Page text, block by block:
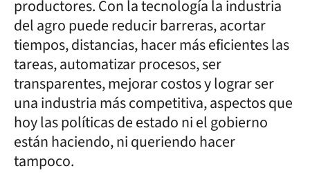
productores. Con la tecnología la industria
del agro puede reducir barreras, acortar
tiempos, distancias, hacer más eficientes las
tareas, automatizar procesos, ser
transparentes, mejorar costos y lograr ser
una industria más competitiva, aspectos que
hoy las políticas de estado ni el gobierno
están haciendo, ni queriendo hacer
tampoco.